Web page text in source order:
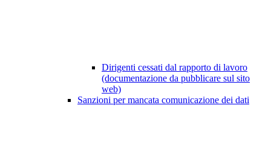
Dirigenti cessati dal rapporto di lavoro
(documentazione da pubblicare sul sito
web)
Sanzioni per mancata comunicazione dei dati